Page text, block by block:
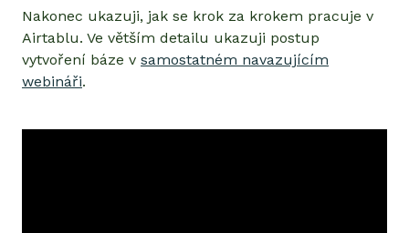
Nakonec ukazuji, jak se krok za krokem pracuje v
Airtablu. Ve větším detailu ukazuji postup
vytvoření báze v samostatném navazujícím
webináři.